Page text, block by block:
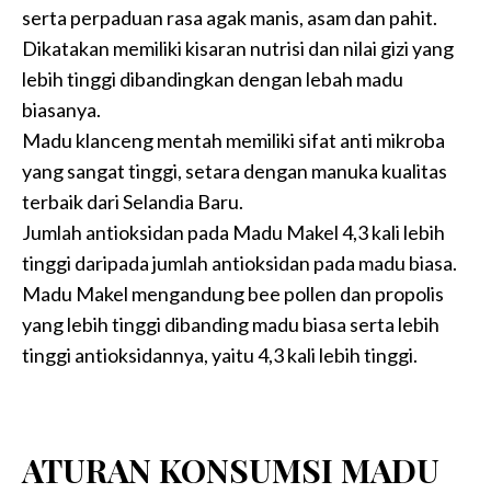
serta perpaduan rasa agak manis, asam dan pahit.
Dikatakan memiliki kisaran nutrisi dan nilai gizi yang
lebih tinggi dibandingkan dengan lebah madu
biasanya.
Madu klanceng mentah memiliki sifat anti mikroba
yang sangat tinggi, setara dengan manuka kualitas
terbaik dari Selandia Baru.
Jumlah antioksidan pada Madu Makel 4,3 kali lebih
tinggi daripada jumlah antioksidan pada madu biasa.
Madu Makel mengandung bee pollen dan propolis
yang lebih tinggi dibanding madu biasa serta lebih
tinggi antioksidannya, yaitu 4,3 kali lebih tinggi.
ATURAN KONSUMSI MADU